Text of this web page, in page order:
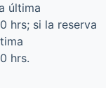
última
hrs; si la reserva
hrs.